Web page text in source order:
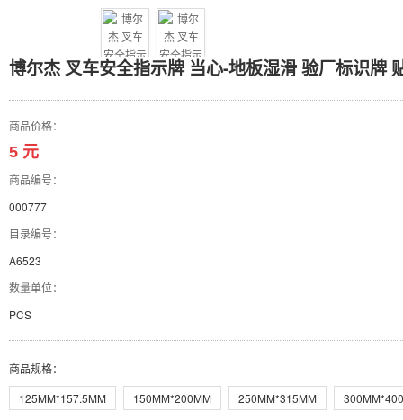
博尔杰 叉车安全指示牌 当心-地板湿滑 验厂标识牌
商品价格：
5 元
商品编号：
000777
目录编号：
A6523
数量单位：
PCS
商品规格：
125MM*157.5MM
150MM*200MM 250MM*315MM